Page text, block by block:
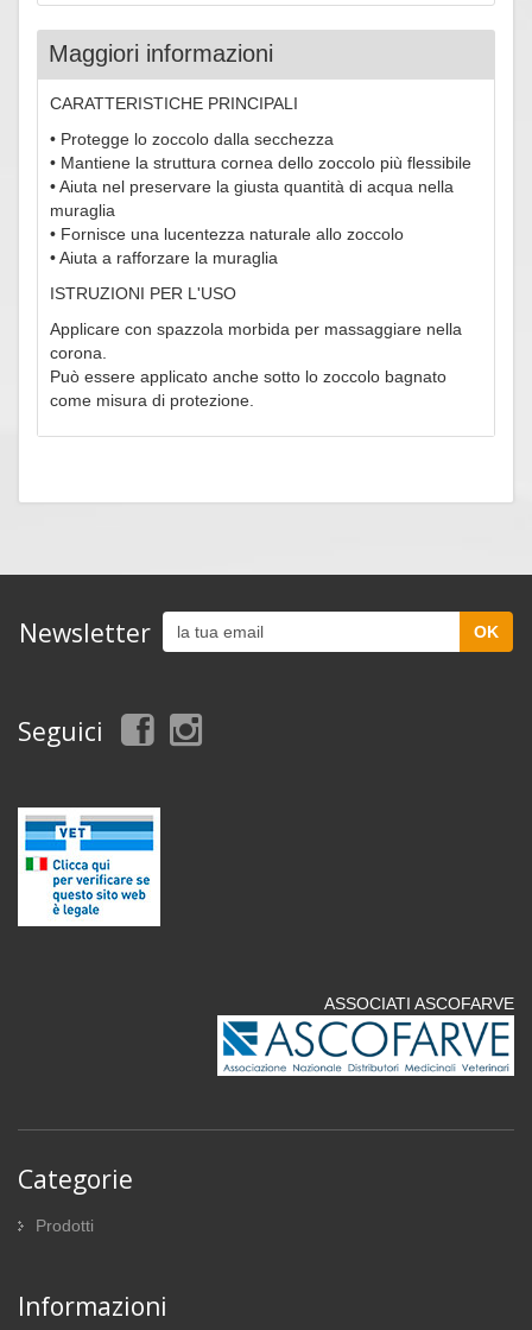
Maggiori informazioni
CARATTERISTICHE PRINCIPALI
• Protegge lo zoccolo dalla secchezza
• Mantiene la struttura cornea dello zoccolo più flessibile
• Aiuta nel preservare la giusta quantità di acqua nella
muraglia
• Fornisce una lucentezza naturale allo zoccolo
• Aiuta a rafforzare la muraglia
ISTRUZIONI PER L'USO
Applicare con spazzola morbida per massaggiare nella
corona.
Può essere applicato anche sotto lo zoccolo bagnato
come misura di protezione.
Newsletter
Seguici
ASSOCIATI ASCOFARVE
Categorie
Prodotti
Informazioni